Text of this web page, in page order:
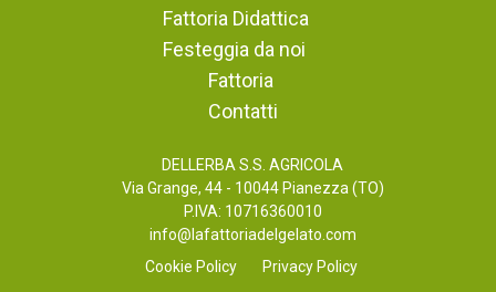
DELLERBA S.S. AGRICOLA
Via Grange, 44 - 10044 Pianezza (TO)
P.IVA: 10716360010
info@lafattoriadelgelato.com
Cookie Policy
Privacy Policy
Fattoria Didattica
Festeggia da noi
Fattoria
Contatti